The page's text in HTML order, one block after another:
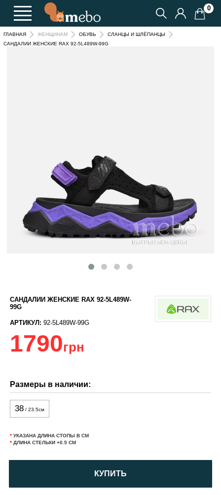
0
ГЛАВНАЯ ЖЕНЩИНАМ ОБУВЬ
СЛАНЦЫ И ШЛЁПАНЦЫ
САНДАЛИИ ЖЕНСКИЕ RAX 92-5L489W-99G
САНДАЛИИ ЖЕНСКИЕ RAX 92-5L489W-
99G
АРТИКУЛ: 92-5L489W-99G
1790грн
Размеры в наличии:
38 / 23.5см
* УКАЗАНА ДЛИНА СТОПЫ В СМ
* ДЛИНА СТЕЛЬКИ +0.5 СМ
КУПИТЬ